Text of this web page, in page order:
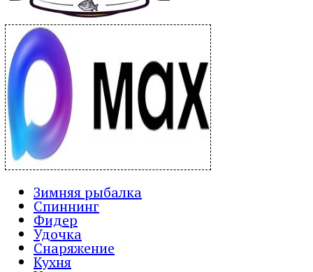
Зимняя рыбалка
Спиннинг
Фидер
Удочка
Снаряжение
Кухня